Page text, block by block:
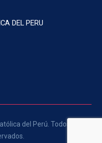
DEL PERU
del Perú. Todos los